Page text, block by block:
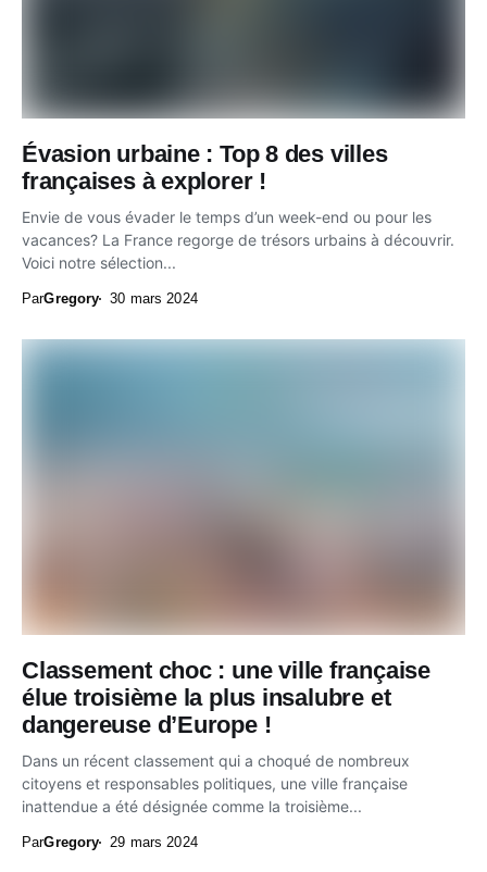
Évasion urbaine : Top 8 des villes
françaises à explorer !
Envie de vous évader le temps d’un week-end ou pour les
vacances? La France regorge de trésors urbains à découvrir.
Voici notre sélection...
ParGregory 30 mars 2024
Classement choc : une ville française
élue troisième la plus insalubre et
dangereuse d’Europe !
Dans un récent classement qui a choqué de nombreux
citoyens et responsables politiques, une ville française
inattendue a été désignée comme la troisième...
ParGregory 29 mars 2024